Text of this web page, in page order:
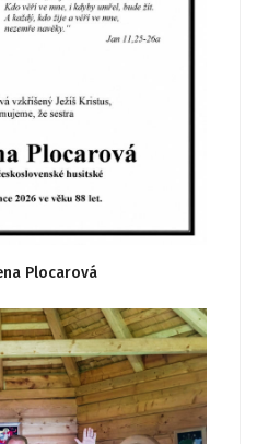
Plocarová